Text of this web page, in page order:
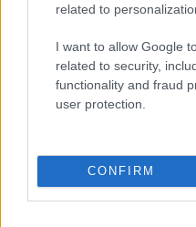
related to
I want to allow Google
related to security,
functionality and fraud
user protection.
CONFIRM
Chystáte sa zavárať
premení na nevábne